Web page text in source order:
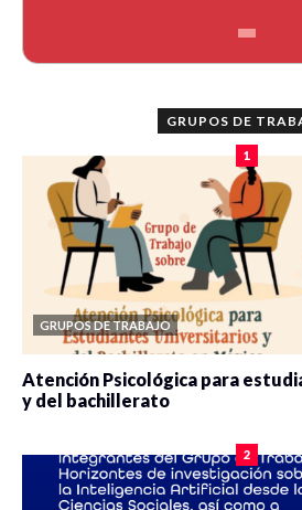
GRUPOS DE
1
GRUPOS DE TRABAJO
Atención Psicológica para
y del bachillerato
2